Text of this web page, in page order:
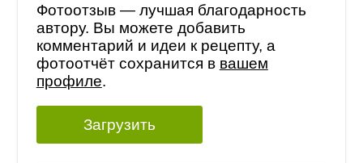
Фотоотзыв — лучшая благодарность
автору. Вы можете добавить
комментарий и идеи к рецепту, а
фотоотчёт сохранится в вашем
профиле.
Загрузить